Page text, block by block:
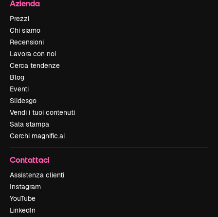
Azienda
Prezzi
Chi siamo
Recensioni
Lavora con noi
Cerca tendenze
Blog
Eventi
Slidesgo
Vendi i tuoi contenuti
Sala stampa
Cerchi magnific.ai
Contattaci
Assistenza clienti
Instagram
YouTube
LinkedIn